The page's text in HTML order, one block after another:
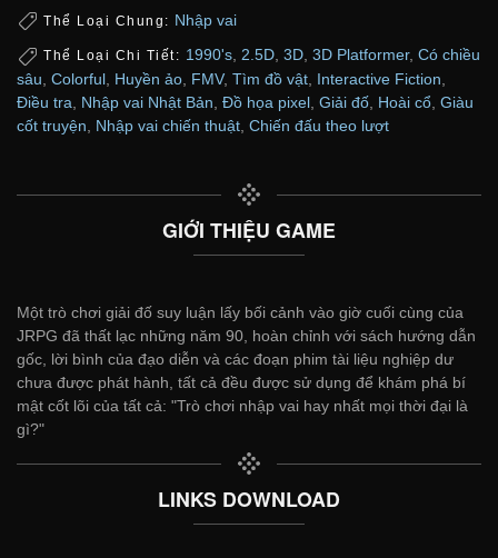
Thể Loại Chung: Nhập vai
Thể Loại Chi Tiết: 1990's, 2.5D, 3D, 3D Platformer, Có chiều
sâu Colorful Huyền ảo FMV, Tìm đồ vật Interactive Fiction
Điều tra
Nhập vai Nhật Bản Đồ họa pixel Giải đố Hoài cổ Giàu
cốt truyện
Nhập vai chiến thuật Chiến đấu theo lượt
GIỚI THIỆU GAME
Một trò chơi giải đố suy luận lấy bối cảnh vào giờ cuối cùng của
JRPG đã thất lạc những năm 90, hoàn chỉnh với sách hướng dẫn
gốc, lời bình của đạo diễn và các đoạn phim tài liệu nghiệp dư
chưa được phát hành, tất cả đều được sử dụng để khám phá bí
mật cốt lõi của tất cả: "Trò chơi nhập vai hay nhất mọi thời đại là
gì?"
LINKS DOWNLOAD